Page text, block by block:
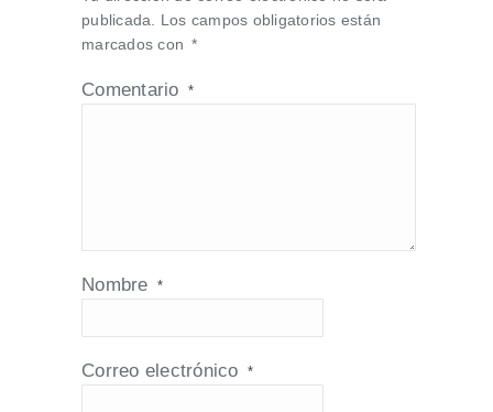
publicada.
Los campos obligatorios están
marcados con *
Comentario *
Nombre *
Correo electrónico *